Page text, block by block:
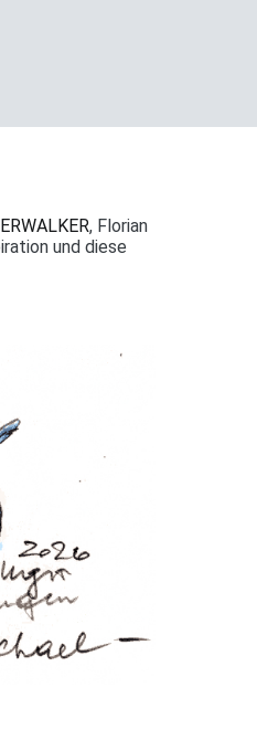
, Florian
und diese